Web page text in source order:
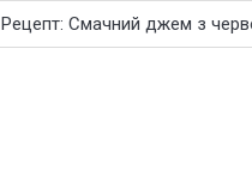
Рецепт: Смачний джем з